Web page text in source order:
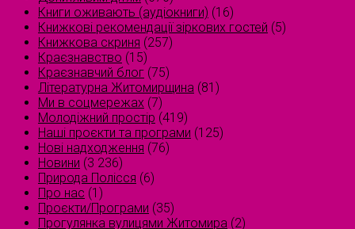
Книги оживають (аудіокниги) (16)
Книжкові рекомендації зіркових гостей (5)
Книжкова скриня (257)
Краєзнавство (15)
Краєзнавчий блог (75)
Літературна Житомирщина (81)
Ми в соцмережах (7)
Молодіжний простір (419)
Наші проєкти та програми (125)
Нові надходження (76)
Новини (3 236)
Природа Полісся (6)
Про нас (1)
Проєкти/Програми (35)
Прогулянка вулицями Житомира (2)